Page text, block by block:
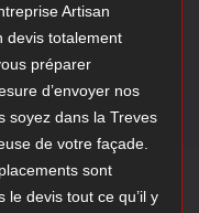
Artisan
devis totalement
préparer
d’envoyer nos
soyez dans la Treves
de votre façade.
sont
le devis tout ce qu’il y